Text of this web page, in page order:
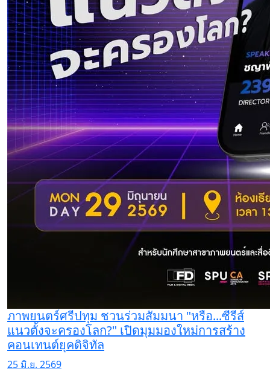
ภาพยนตร์ศรีปทุม ชวนร่วมสัมมนา "หรือ...ซีรีส์
แนวตั้งจะครองโลก?" เปิดมุมมองใหม่การสร้าง
คอนเทนต์ยุคดิจิทัล
25 มิ.ย. 2569